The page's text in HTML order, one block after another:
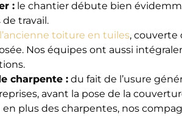
:le chantier débute bien
travail.
l’ancienne toiture en tuiles, couverte
Nos équipes ont aussi
charpente :du fait de l’usure
avant la pose de la
en plus des charpentes, nos